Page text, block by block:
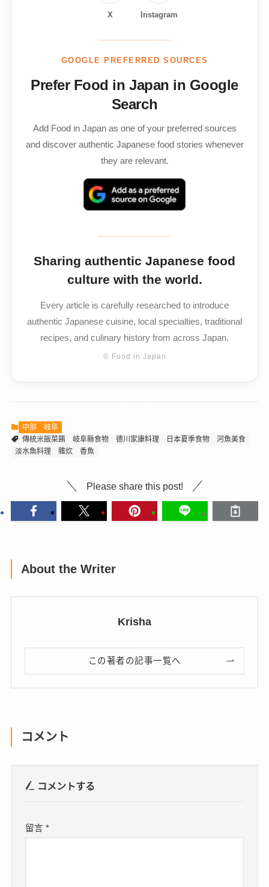
X Instagram
GOOGLE PREFERRED SOURCES
Prefer Food in Japan in Google
Search
Add Food in Japan as one of your preferred sources
and discover authentic Japanese food stories whenever
they are relevant.
Sharing authentic Japanese food
culture with the world.
Every article is carefully researched to introduce
authentic Japanese cuisine, local specialties, traditional
recipes, and culinary history from across Japan.
© Food in Japan
中部
岐阜
傳統米飯菜餚
岐阜縣食物 德川家康料理 日本夏季食物
河魚美食
淡水魚料理
雜炊 香魚
Please share this post!
About the Writer
Krisha
この著者の記事一覧へ
コメント
コメントする
留言*